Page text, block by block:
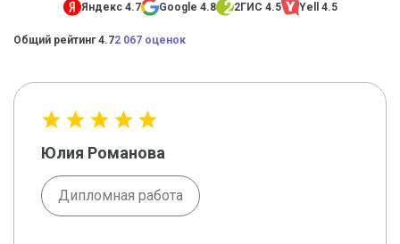
Яндекс 4.7 Google 4.8 2ГИС 4.5 Yell 4.5
Общий рейтинг 4.72 067 оценок
Юлия Романова
Дипломная работа